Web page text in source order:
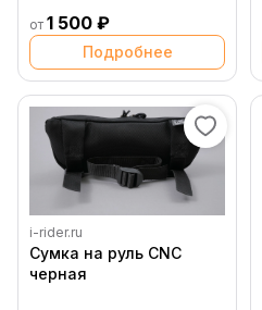
от 1 500 ₽
Подробнее
i-rider.ru
Сумка на руль CNC
черная